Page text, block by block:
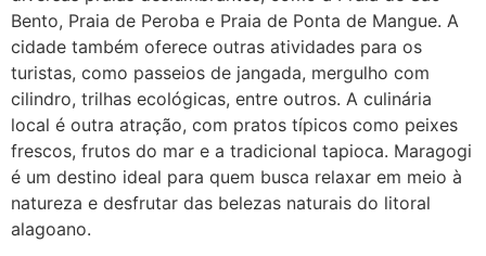
Bento, Praia de Peroba e Praia de Ponta de Mangue. A
cidade também oferece outras atividades para os
turistas, como passeios de jangada, mergulho com
cilindro, trilhas ecológicas, entre outros. A culinária
local é outra atração, com pratos típicos como peixes
frescos, frutos do mar e a tradicional tapioca. Maragogi
é um destino ideal para quem busca relaxar em meio à
natureza e desfrutar das belezas naturais do litoral
alagoano.
22/05/2026 17:19:15
(879121**** em
http://www.proaborto.com)
Eu acho, não sei
22/05/2026 17:19:16